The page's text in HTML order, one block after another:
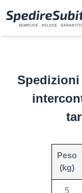
Peso
(kg)
5